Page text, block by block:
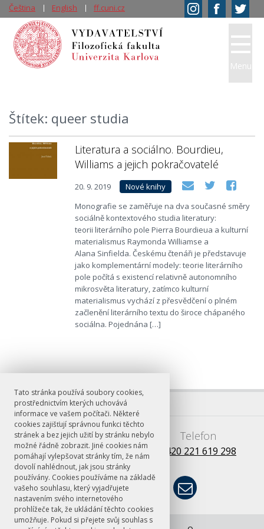
Tato stránka používá soubory cookies,
prostřednictvím kterých uchovává
informace ve vašem počítači. Některé
cookies zajišťují správnou funkci těchto
stránek a bez jejich užití by stránku nebylo
možné řádně zobrazit. Jiné cookies nám
pomáhají vylepšovat stránky tím, že nám
dovolí nahlédnout, jak jsou stránky
používány. Cookies používáme na základě
vašeho souhlasu, který vyjadřujete
nastavením svého internetového
prohlížeče tak, že ukládání těchto cookies
umožňuje. Pokud si přejete svůj souhlas s
Štítek: queer studia
Literatura a sociálno. Bourdieu,
Williams a jejich pokračovatelé
20. 9. 2019
Nové knihy
Monografie se zaměřuje na dva současné směry
sociálně kontextového studia literatury:
teorii literárního pole Pierra Bourdieua a kulturní
materialismus Raymonda Williamse a
Alana Sinfielda. Českému čtenáři je představuje
jako komplementární modely: teorie literárního
pole počítá s existencí relativně autonomního
mikrosvěta literatury, zatímco kulturní
materialismus vychází z přesvědčení o plném
začlenění literárního textu do široce chápaného
sociálna. Pojednána […]
Menu
Čeština English ff.cuni.cz
E-mail
books@ff.cuni.cz
Telefon
+420 221 619 298